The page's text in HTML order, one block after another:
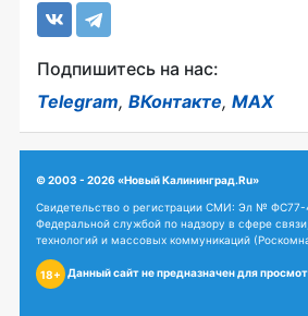
Подпишитесь на нас:
Telegram, ВКонтакте, MAX
© 2003 - 2026 «Новый Калининград.Ru»
Свидетельство о регистрации СМИ: Эл № ФС77-
Федеральной службой по надзору в сфере
технологий и массовых коммуникаций
18+ Данный сайт не предназначен для